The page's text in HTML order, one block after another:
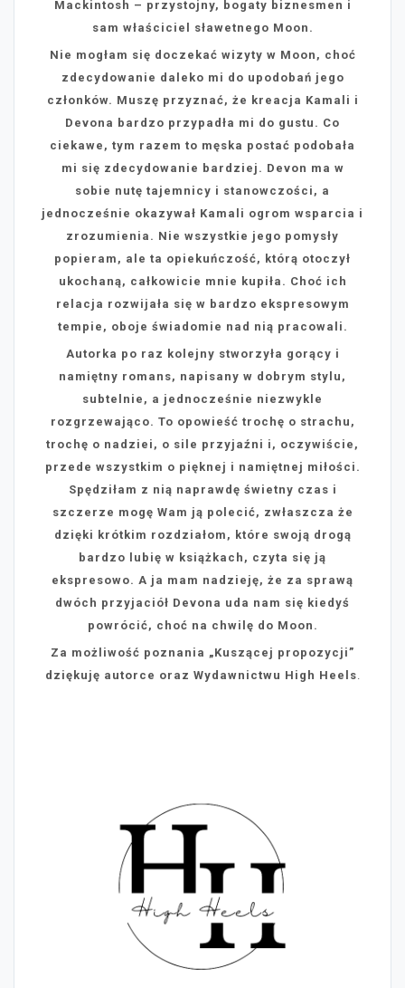
Mackintosh – przystojny, bogaty biznesmen i
sam właściciel sławetnego Moon.
Nie mogłam się doczekać wizyty w Moon, choć
zdecydowanie daleko mi do upodobań jego
członków. Muszę przyznać, że kreacja Kamali i
Devona bardzo przypadła mi do gustu. Co
ciekawe, tym razem to męska postać podobała
mi się zdecydowanie bardziej. Devon ma w
sobie nutę tajemnicy i stanowczości, a
jednocześnie okazywał Kamali ogrom wsparcia i
zrozumienia. Nie wszystkie jego pomysły
popieram, ale ta opiekuńczość, którą otoczył
ukochaną, całkowicie mnie kupiła. Choć ich
relacja rozwijała się w bardzo ekspresowym
tempie, oboje świadomie nad nią pracowali.
Autorka po raz kolejny stworzyła gorący i
namiętny romans, napisany w dobrym stylu,
subtelnie, a jednocześnie niezwykle
rozgrzewająco. To opowieść trochę o strachu,
trochę o nadziei, o sile przyjaźni i, oczywiście,
przede wszystkim o pięknej i namiętnej miłości.
Spędziłam z nią naprawdę świetny czas i
szczerze mogę Wam ją polecić, zwłaszcza że
dzięki krótkim rozdziałom, które swoją drogą
bardzo lubię w książkach, czyta się ją
ekspresowo. A ja mam nadzieję, że za sprawą
dwóch przyjaciół Devona uda nam się kiedyś
powrócić, choć na chwilę do Moon.
Za możliwość poznania „Kuszącej propozycji”
dziękuję autorce oraz Wydawnictwu High Heels